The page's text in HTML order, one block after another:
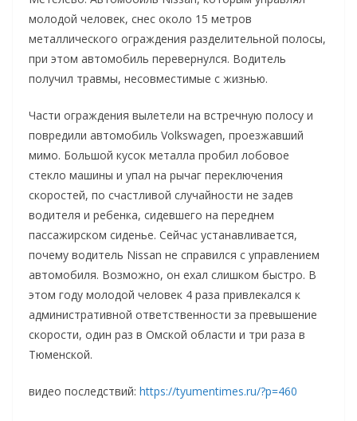
молодой человек, снес около 15 метров
металлического ограждения разделительной полосы,
при этом автомобиль перевернулся. Водитель
получил травмы, несовместимые с жизнью.
Части ограждения вылетели на встречную полосу и
повредили автомобиль Volkswagen, проезжавший
мимо. Большой кусок металла пробил лобовое
стекло машины и упал на рычаг переключения
скоростей, по счастливой случайности не задев
водителя и ребенка, сидевшего на переднем
пассажирском сиденье. Сейчас устанавливается,
почему водитель Nissan не справился с управлением
автомобиля. Возможно, он ехал слишком быстро. В
этом году молодой человек 4 раза привлекался к
административной ответственности за превышение
скорости, один раз в Омской области и три раза в
Тюменской.
видео последствий: https://tyumentimes.ru/?p=460